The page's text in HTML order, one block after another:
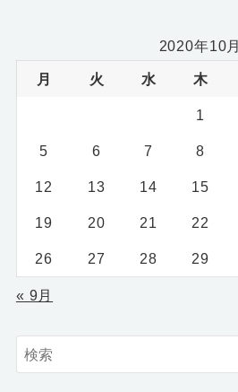
2020年10月
月 火 水 木
1
5 6 7 8
12 13 14 15
19 20 21 22
26 27 28 29
« 9月